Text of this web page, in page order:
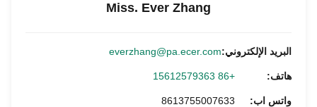
Miss. Ever Zhang
البريد الإلكتروني:everzhang@pa.ecer.com
هاتف: +86 15612579363
واتس اب: 8613755007633